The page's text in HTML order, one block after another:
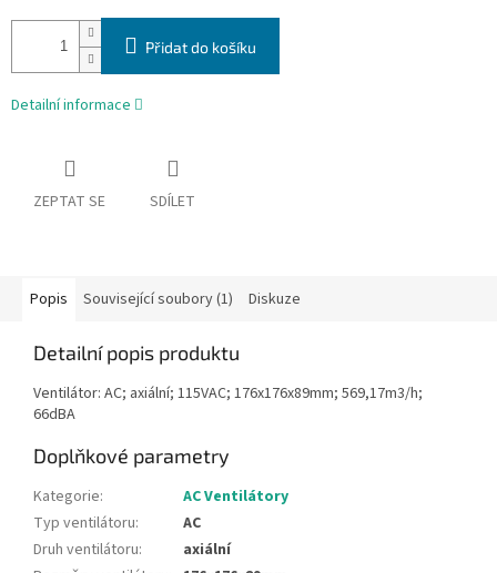
Přidat do košíku
Detailní informace
ZEPTAT SE SDÍLET
Popis Související soubory (1) Diskuze
Detailní popis produktu
Ventilátor: AC; axiální; 115VAC; 176x176x89mm; 569,17m3/h;
66dBA
Doplňkové parametry
Kategorie:
AC Ventilátory
Typ ventilátoru:
AC
Druh ventilátoru:
axiální